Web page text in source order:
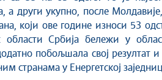
а други укупно, после
који ове године износи 53
области Србија бележи у
побољшала свој резултат и
странама у Енергетској